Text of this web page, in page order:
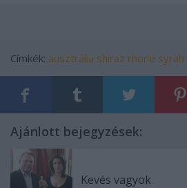
Címkék: ausztrália shiraz rhone syrah
Ajánlott bejegyzések:
Kevés vagyok